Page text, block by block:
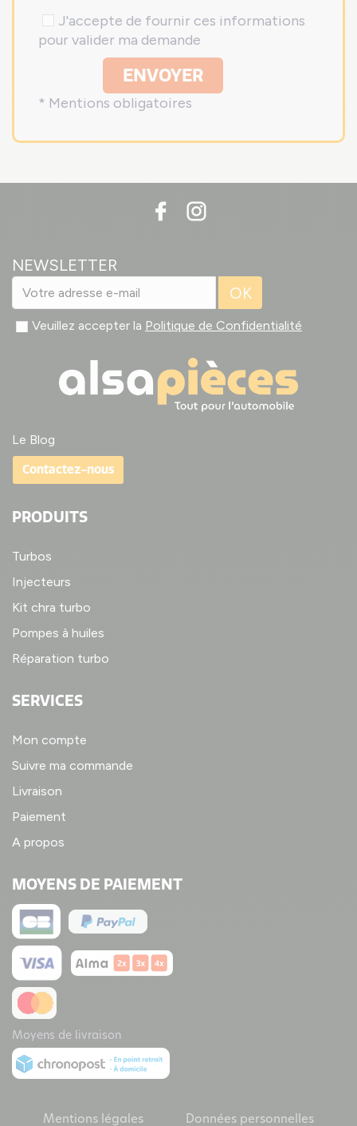
J'accepte de fournir ces informations
pour valider ma demande
ENVOYER
* Mentions obligatoires
NEWSLETTER
OK
Veuillez accepter la Politique de Confidentialité
Le Blog
Contactez-nous
PRODUITS
Turbos
Injecteurs
Kit chra turbo
Pompes à huiles
Réparation turbo
SERVICES
Mon compte
Suivre ma commande
Livraison
Paiement
A propos
MOYENS DE PAIEMENT
Moyens de livraison
Mentions légales Données personnelles